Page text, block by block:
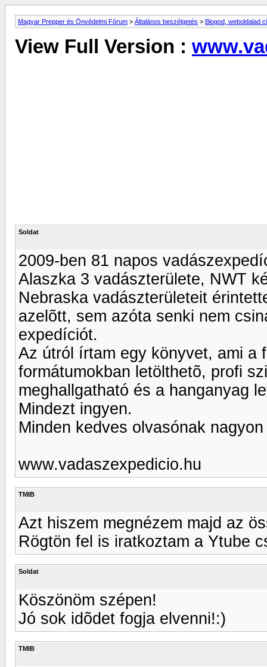
Magyar Prepper és Önvédelmi Fórum > Általános beszélgetés > Blogod, weboldalad
View Full Version :
Soldat
2009-ben 81 napos
Alaszka 3 vadászterülete, NWT
Nebraska vadászterületeit
azelõtt, sem azóta senki nem
expedíciót.
Az útról írtam egy könyvet, ami a
formátumokban letölthetõ, profi
meghallgatható és a hanganyag
Mindezt ingyen.
Minden kedves olvasónak
www.vadaszexpedicio.hu
TMIB
Azt hiszem megnézem majd az
Rögtön fel is iratkoztam a Ytube
Soldat
Köszönöm szépen!
Jó sok idõdet fogja elvenni!:)
TMIB